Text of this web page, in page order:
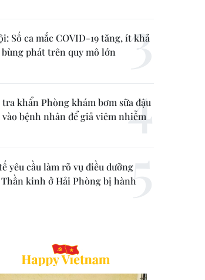
Số ca mắc COVID-19 tăng, ít khả
phát trên quy mô lớn
khẩn Phòng khám bơm sữa đậu
bệnh nhân để giả viêm nhiễm
yêu cầu làm rõ vụ điều dưỡng
kinh ở Hải Phòng bị hành